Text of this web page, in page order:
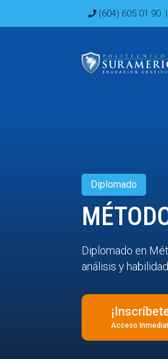
(604) 605 01 90
Diplomado
Diplomado en
análisis y
Acceso